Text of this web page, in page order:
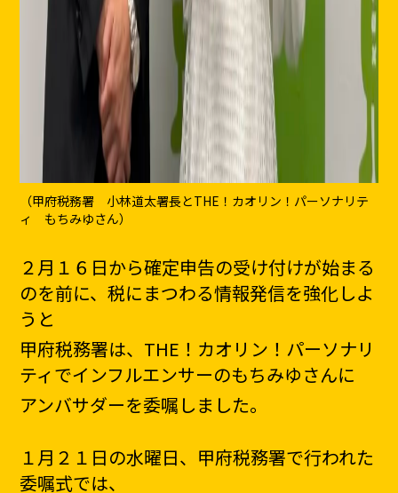
（甲府税務署 小林道太署長とTHE！カオリン！パーソナリテ
ィ もちみゆさん）
２月１６日から確定申告の受け付けが始まる
のを前に、税にまつわる情報発信を強化しよ
うと
甲府税務署は、THE！カオリン！パーソナリ
ティでインフルエンサーのもちみゆさんに
アンバサダーを委嘱しました。
１月２１日の水曜日、甲府税務署で行われた
委嘱式では、